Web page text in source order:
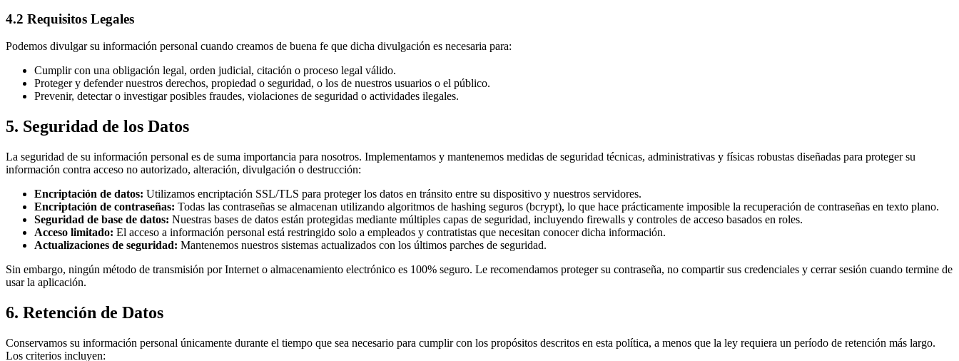
4.2 Requisitos Legales
Podemos divulgar su información personal cuando creamos de buena fe que dicha divulgación es necesaria para:
Cumplir con una obligación legal, orden judicial, citación o proceso legal válido.
Proteger y defender nuestros derechos, propiedad o seguridad, o los de nuestros usuarios o el público.
Prevenir, detectar o investigar posibles fraudes, violaciones de seguridad o actividades ilegales.
5. Seguridad de los Datos
La seguridad de su información personal es de suma importancia para nosotros. Implementamos y mantenemos medidas de seguridad técnicas, administrativas y físicas robustas diseñadas para proteger su
información contra acceso no autorizado, alteración, divulgación o destrucción:
Encriptación de datos: Utilizamos encriptación SSL/TLS para proteger los datos en tránsito entre su dispositivo y nuestros servidores.
Encriptación de contraseñas: Todas las contraseñas se almacenan utilizando algoritmos de hashing seguros (bcrypt), lo que hace prácticamente imposible la recuperación de contraseñas en texto plano.
Seguridad de base de datos: Nuestras bases de datos están protegidas mediante múltiples capas de seguridad, incluyendo firewalls y controles de acceso basados en roles.
Acceso limitado: El acceso a información personal está restringido solo a empleados y contratistas que necesitan conocer dicha información.
Actualizaciones de seguridad: Mantenemos nuestros sistemas actualizados con los últimos parches de seguridad.
Sin embargo, ningún método de transmisión por Internet o almacenamiento electrónico es 100% seguro. Le recomendamos proteger su contraseña, no compartir sus credenciales y cerrar sesión cuando termine de
usar la aplicación.
6. Retención de Datos
Conservamos su información personal únicamente durante el tiempo que sea necesario para cumplir con los propósitos descritos en esta política, a menos que la ley requiera un período de retención más largo.
Los criterios incluyen: